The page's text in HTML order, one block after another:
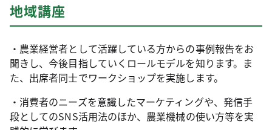
地域講座
・農業経営者として活躍している方からの事例報告をお
聞きし、今後目指していくロールモデルを知ります。ま
た、出席者同士でワークショップを実施します。
・消費者のニーズを意識したマーケティングや、発信手
段としてのSNS活用法のほか、農業機械の使い方等を実